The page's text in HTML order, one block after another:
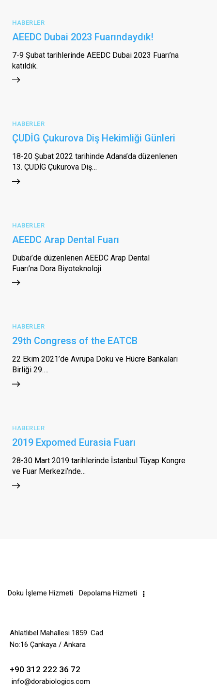
HABERLER
AEEDC Dubai 2023 Fuarındaydık!
7-9 Şubat tarihlerinde AEEDC Dubai 2023 Fuarı’na
katıldık.
HABERLER
ÇUDİG Çukurova Diş Hekimliği Günleri
18-20 Şubat 2022 tarihinde Adana’da düzenlenen
13. ÇUDİG Çukurova Diş…
HABERLER
AEEDC Arap Dental Fuarı
Dubai’de düzenlenen AEEDC Arap Dental
Fuarı’na Dora Biyoteknoloji
HABERLER
29th Congress of the EATCB
22 Ekim 2021’de Avrupa Doku ve Hücre Bankaları
Birliği 29.…
HABERLER
2019 Expomed Eurasia Fuarı
28-30 Mart 2019 tarihlerinde İstanbul Tüyap Kongre
ve Fuar Merkezi’nde…
Doku İşleme Hizmeti Depolama Hizmeti
Ahlatlıbel Mahallesi 1859. Cad.
No:16 Çankaya / Ankara
+90 312 222 36 72
info@dorabiologics.com